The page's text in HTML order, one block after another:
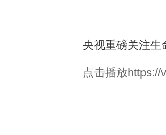
央视重磅关注生
点击播放https://